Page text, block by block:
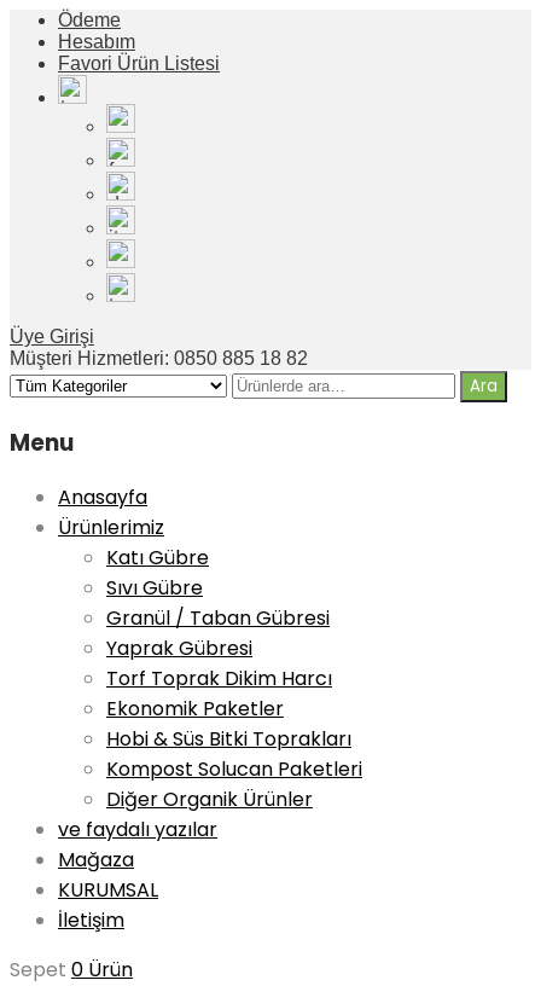
Ödeme
Hesabım
Favori Ürün Listesi
Üye Girişi
Müşteri Hizmetleri: 0850 885 18 82
Menu
Anasayfa
Ürünlerimiz
Katı Gübre
Sıvı Gübre
Granül / Taban Gübresi
Yaprak Gübresi
Torf Toprak Dikim Harcı
Ekonomik Paketler
Hobi & Süs Bitki Toprakları
Kompost Solucan Paketleri
Diğer Organik Ürünler
ve faydalı yazılar
Mağaza
KURUMSAL
İletişim
Sepet 0 Ürün